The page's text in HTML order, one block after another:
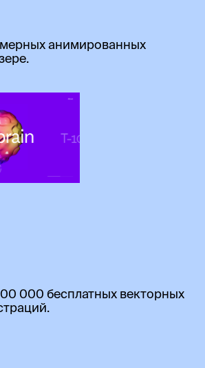
анимированных
000 бесплатных векторных